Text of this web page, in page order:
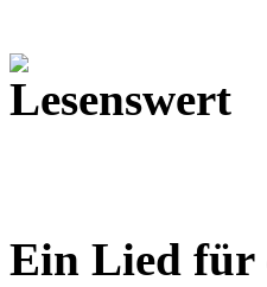
Ein Lied für